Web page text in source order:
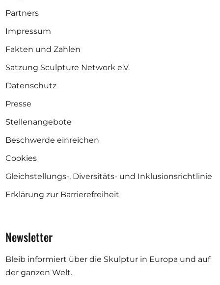
Partners
Impressum
Fakten und Zahlen
Satzung Sculpture Network e.V.
Datenschutz
Presse
Stellenangebote
Beschwerde einreichen
Cookies
Gleichstellungs-, Diversitäts- und Inklusionsrichtlinie
Erklärung zur Barrierefreiheit
Newsletter
Bleib informiert über die Skulptur in Europa und auf
der ganzen Welt.